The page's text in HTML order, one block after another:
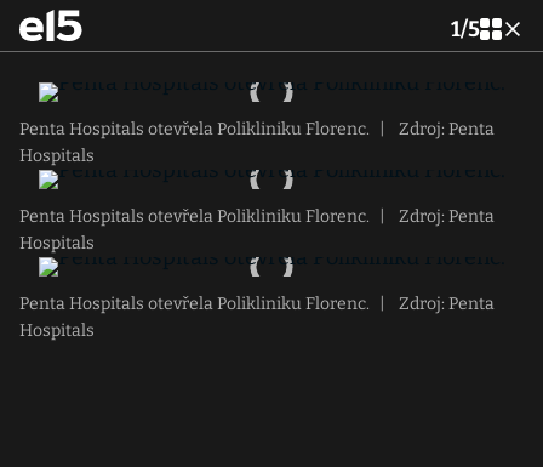
1/5
Penta Hospitals otevřela Polikliniku Florenc.
Zdroj: Penta
Hospitals
Penta Hospitals otevřela Polikliniku Florenc.
Zdroj: Penta
Hospitals
Penta Hospitals otevřela Polikliniku Florenc.
Zdroj: Penta
Hospitals